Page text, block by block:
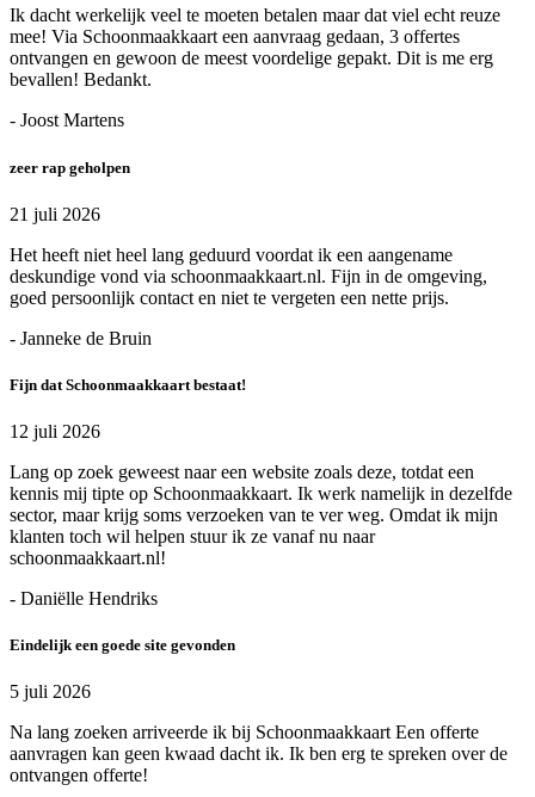
Ik dacht werkelijk veel te moeten betalen maar dat viel echt reuze
mee! Via Schoonmaakkaart een aanvraag gedaan, 3 offertes
ontvangen en gewoon de meest voordelige gepakt. Dit is me erg
bevallen! Bedankt.
- Joost Martens
zeer rap geholpen
21 juli 2026
Het heeft niet heel lang geduurd voordat ik een aangename
deskundige vond via schoonmaakkaart.nl. Fijn in de omgeving,
goed persoonlijk contact en niet te vergeten een nette prijs.
- Janneke de Bruin
Fijn dat Schoonmaakkaart bestaat!
12 juli 2026
Lang op zoek geweest naar een website zoals deze, totdat een
kennis mij tipte op Schoonmaakkaart. Ik werk namelijk in dezelfde
sector, maar krijg soms verzoeken van te ver weg. Omdat ik mijn
klanten toch wil helpen stuur ik ze vanaf nu naar
schoonmaakkaart.nl!
- Daniëlle Hendriks
Eindelijk een goede site gevonden
5 juli 2026
Na lang zoeken arriveerde ik bij Schoonmaakkaart Een offerte
aanvragen kan geen kwaad dacht ik. Ik ben erg te spreken over de
ontvangen offerte!